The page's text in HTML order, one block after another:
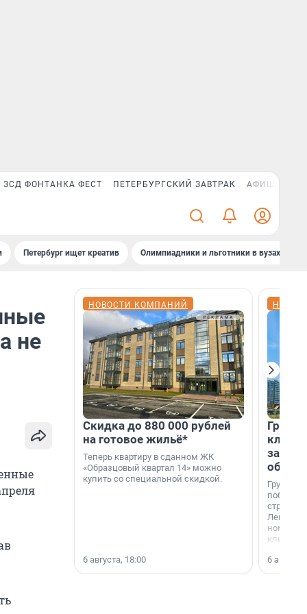
ЗСД ФОНТАНКА ФЕСТ ПЕТЕРБУРГСКИЙ ЗАВТРАК АФИША PLUS
Петербург ищет креатив Олимпиадники и льготники в вузах СПб
не
НОВОСТИ КОМПАНИЙ
Скидка до 880 000 рублей
на готовое жильё*
Теперь квартиру в сданном ЖК
«Образцовый квартал 14» можно
купить со специальной скидкой.
6 августа, 18:00
Группа
области».
6